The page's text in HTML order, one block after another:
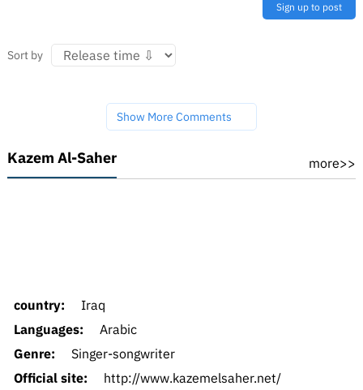
Sign up to post
Sort by
Show More Comments
Kazem Al-Saher more>>
country:
Iraq
Languages:
Arabic
Genre:
Singer-songwriter
Official site:
http://www.kazemelsaher.net/